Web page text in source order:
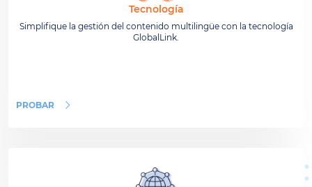
Tecnología
Simplifique la gestión del contenido multilingüe con la tecnología
GlobalLink.
PROBAR